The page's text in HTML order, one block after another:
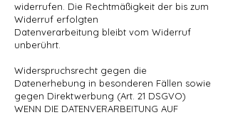
widerrufen. Die Rechtmäßigkeit der bis zum
Widerruf erfolgten
Datenverarbeitung bleibt vom Widerruf
unberührt.
Widerspruchsrecht gegen die
Datenerhebung in besonderen Fällen sowie
gegen Direktwerbung (Art. 21 DSGVO)
WENN DIE DATENVERARBEITUNG AUF